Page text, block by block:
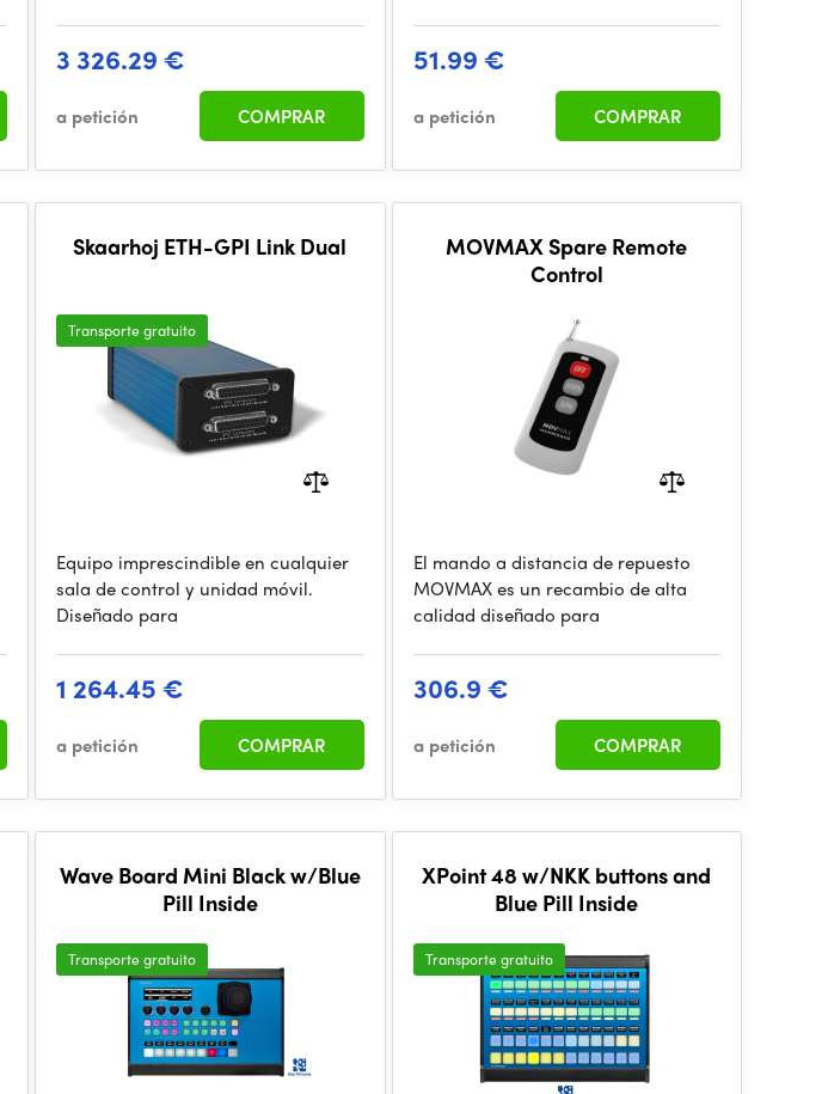
3 326.29 €
a petición COMPRAR
51.99 €
a petición COMPRAR
Skaarhoj ETH-GPI Link Dual
Transporte gratuito
Equipo imprescindible en cualquier
sala de control y unidad móvil.
Diseñado para
1 264.45 €
a petición COMPRAR
MOVMAX Spare Remote
Control
El mando a distancia de repuesto
MOVMAX es un recambio de alta
calidad diseñado para
306.9 €
a petición COMPRAR
Wave Board Mini Black w/Blue
Pill Inside
Transporte gratuito
XPoint 48 w/NKK buttons and
Blue Pill Inside
Transporte gratuito